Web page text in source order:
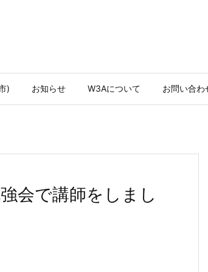
) お知らせ W3Aについて お問い合わ
会で講師をしまし